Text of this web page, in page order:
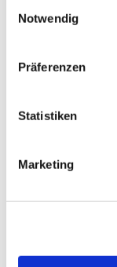
Notwendig
Präferenzen
Statistiken
Marketing